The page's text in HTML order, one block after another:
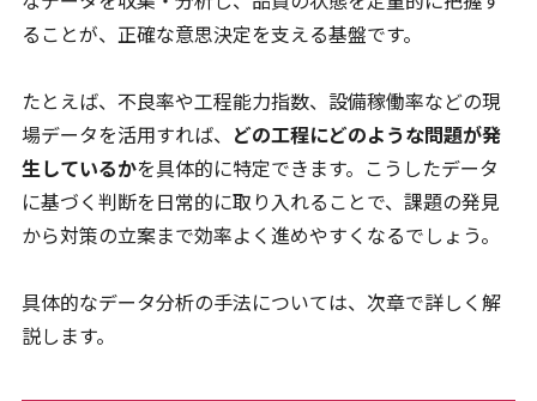
ることが、正確な意思決定を支える基盤です。
たとえば、不良率や工程能力指数、設備稼働率などの現
場データを活用すれば、 どの工程にどのような問題が発
生しているかを具体的に特定できます。こうしたデータ
に基づく判断を日常的に取り入れることで、課題の発見
から対策の立案まで効率よく進めやすくなるでしょう。
具体的なデータ分析の手法については、次章で詳しく解
説します。